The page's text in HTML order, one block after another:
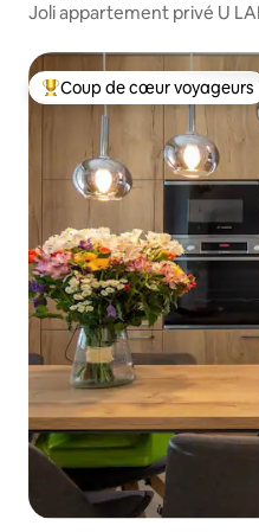
Coups de cœur voyageurs
Coup de cœur voyageurs